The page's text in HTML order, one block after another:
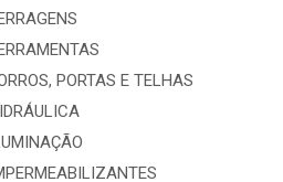
PORTAS E TELHAS